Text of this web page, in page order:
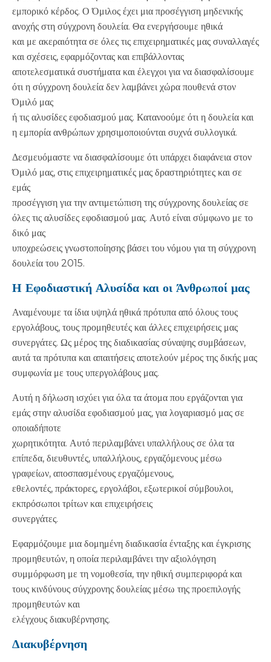
εμπορικό κέρδος. Ο Όμιλος έχει μια προσέγγιση μηδενικής
ανοχής στη σύγχρονη δουλεία. Θα ενεργήσουμε ηθικά
και με ακεραιότητα σε όλες τις επιχειρηματικές μας συναλλαγές
και σχέσεις, εφαρμόζοντας και επιβάλλοντας
αποτελεσματικά συστήματα και έλεγχοι για να διασφαλίσουμε
ότι η σύγχρονη δουλεία δεν λαμβάνει χώρα πουθενά στον
Όμιλό μας
ή τις αλυσίδες εφοδιασμού μας. Κατανοούμε ότι η δουλεία και
η εμπορία ανθρώπων χρησιμοποιούνται συχνά συλλογικά.
Δεσμευόμαστε να διασφαλίσουμε ότι υπάρχει διαφάνεια στον
Όμιλό μας, στις επιχειρηματικές μας δραστηριότητες και σε
εμάς
προσέγγιση για την αντιμετώπιση της σύγχρονης δουλείας σε
όλες τις αλυσίδες εφοδιασμού μας. Αυτό είναι σύμφωνο με το
δικό μας
υποχρεώσεις γνωστοποίησης βάσει του νόμου για τη σύγχρονη
δουλεία του 2015.
Η Εφοδιαστική Αλυσίδα και οι Άνθρωποί μας
Αναμένουμε τα ίδια υψηλά ηθικά πρότυπα από όλους τους
εργολάβους, τους προμηθευτές και άλλες επιχειρήσεις μας
συνεργάτες. Ως μέρος της διαδικασίας σύναψης συμβάσεων,
αυτά τα πρότυπα και απαιτήσεις αποτελούν μέρος της δικής μας
συμφωνία με τους υπεργολάβους μας.
Αυτή η δήλωση ισχύει για όλα τα άτομα που εργάζονται για
εμάς στην αλυσίδα εφοδιασμού μας, για λογαριασμό μας σε
οποιαδήποτε
χωρητικότητα. Αυτό περιλαμβάνει υπαλλήλους σε όλα τα
επίπεδα, διευθυντές, υπαλλήλους, εργαζόμενους μέσω
γραφείων, αποσπασμένους εργαζόμενους,
εθελοντές, πράκτορες, εργολάβοι, εξωτερικοί σύμβουλοι,
εκπρόσωποι τρίτων και επιχειρήσεις
συνεργάτες.
Εφαρμόζουμε μια δομημένη διαδικασία ένταξης και έγκρισης
προμηθευτών, η οποία περιλαμβάνει την αξιολόγηση
συμμόρφωση με τη νομοθεσία, την ηθική συμπεριφορά και
τους κινδύνους σύγχρονης δουλείας μέσω της προεπιλογής
προμηθευτών και
ελέγχους διακυβέρνησης.
Διακυβέρνηση